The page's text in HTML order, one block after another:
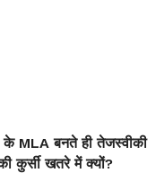
के MLA बनते ही तेजस्वीकी
कुर्सी खतरे में क्यों?